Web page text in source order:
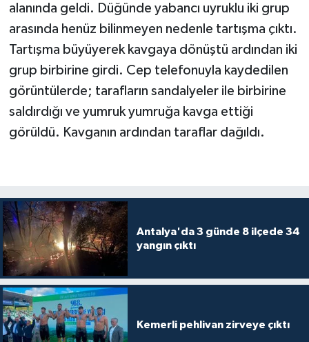
alanında geldi. Düğünde yabancı uyruklu iki grup
arasında henüz bilinmeyen nedenle tartışma çıktı.
Tartışma büyüyerek kavgaya dönüştü ardından iki
grup birbirine girdi. Cep telefonuyla kaydedilen
görüntülerde; tarafların sandalyeler ile birbirine
saldırdığı ve yumruk yumruğa kavga ettiği
görüldü. Kavganın ardından taraflar dağıldı.
Antalya'da 3 günde 8 ilçede 34
yangın çıktı
Kemerli pehlivan zirveye çıktı
Yaşam